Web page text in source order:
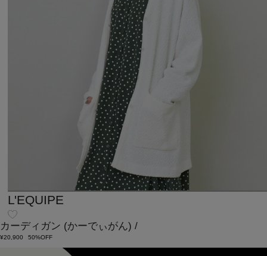
L'EQUIPE
カーディガン (かーでぃがん) /
¥20,900 50%OFF